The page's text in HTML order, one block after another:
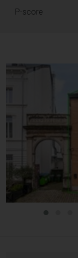
P-score